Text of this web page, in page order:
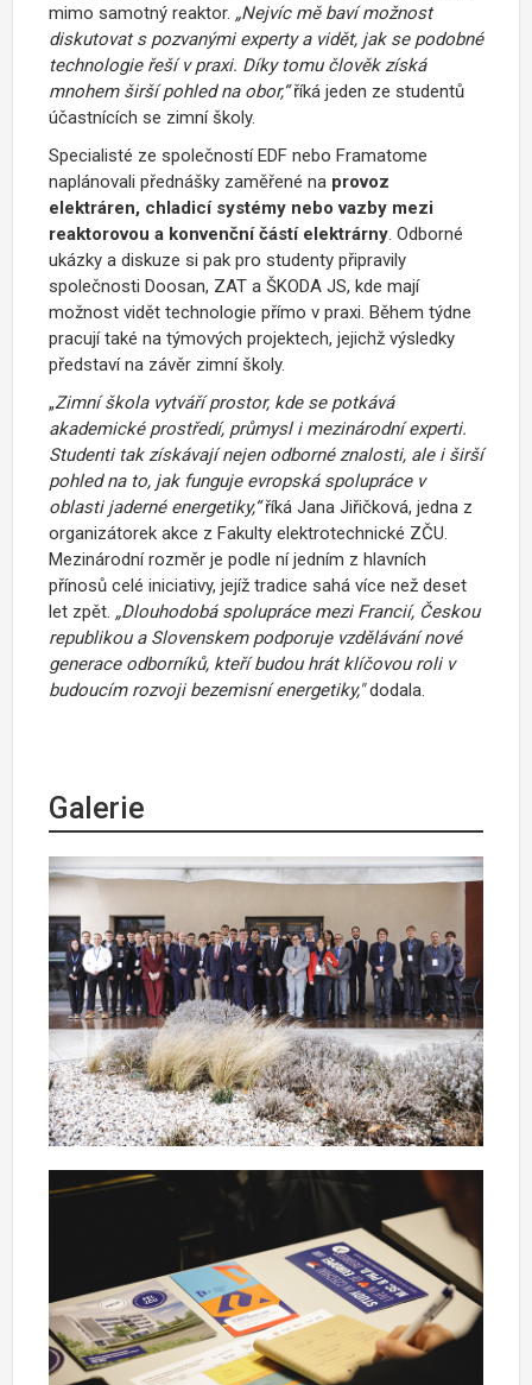
mimo samotný reaktor. „Nejvíc mě baví možnost
diskutovat s pozvanými experty a vidět, jak se podobné
technologie řeší v praxi. Díky tomu člověk získá
mnohem širší pohled na obor,“říká jeden ze studentů
účastnících se zimní školy.
Specialisté ze společností EDF nebo Framatome
naplánovali přednášky zaměřené na provoz
elektráren, chladicí systémy nebo vazby mezi
reaktorovou a konvenční částí elektrárny. Odborné
ukázky a diskuze si pak pro studenty připravily
společnosti Doosan, ZAT a ŠKODA JS, kde mají
možnost vidět technologie přímo v praxi. Během týdne
pracují také na týmových projektech, jejichž výsledky
představí na závěr zimní školy.
„Zimní škola vytváří prostor, kde se potkává
akademické prostředí, průmysl i mezinárodní experti.
Studenti tak získávají nejen odborné znalosti, ale i širší
pohled na to, jak funguje evropská spolupráce v
oblasti jaderné energetiky,“říká Jana Jiřičková, jedna z
organizátorek akce z Fakulty elektrotechnické ZČU.
Mezinárodní rozměr je podle ní jedním z hlavních
přínosů celé iniciativy, jejíž tradice sahá více než deset
let zpět. „Dlouhodobá spolupráce mezi Francií, Českou
republikou a Slovenskem podporuje vzdělávání nové
generace odborníků, kteří budou hrát klíčovou roli v
budoucím rozvoji bezemisní energetiky,"dodala.
Galerie